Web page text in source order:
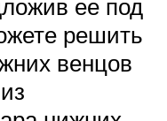
ее под
решить
венцов